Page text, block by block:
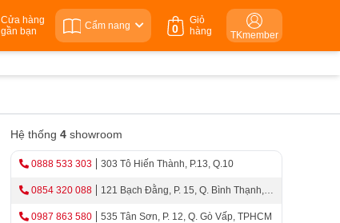
Cửa hàng
gần bạn
Cẩm nang
Giỏ
hàng
0 TKmember
Hệ thống 4 showroom
0888 533 303 303 Tô Hiến Thành, P.13, Q.10
0854 320 088
121 Bạch Đằng, P. 15, Q. Bình Thạnh,
TPHCM
0987 863 580 535 Tân Sơn, P. 12, Q. Gò Vấp, TPHCM